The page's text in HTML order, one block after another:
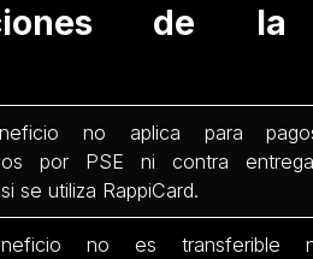
de la
no aplica para
por PSE ni contra
se utiliza RappiCard.
no es transferible